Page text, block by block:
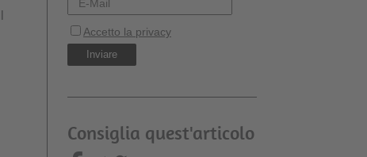
Consiglia quest'articolo